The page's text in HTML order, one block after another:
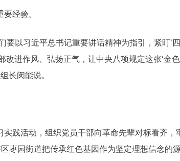
经验。
以习近平总书记重要讲话精神为指引，紧盯‘四
进作风、弘扬正气，让中央八项规定这张‘金
长闵能说。
践活动，组织党员干部向革命先辈对标看齐，
枣园街道把传承红色基因作为坚定理想信念的